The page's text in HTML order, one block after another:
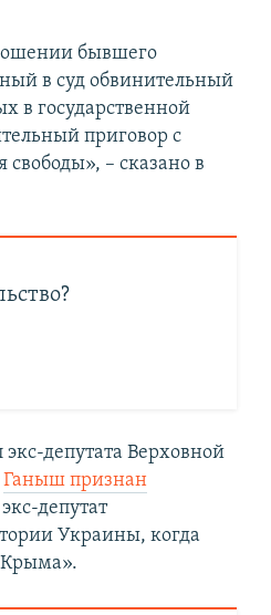
бывшего
в суд обвинительный
в государственной
приговор с
– сказано в
депутата Верховной
Ганыш признан
депутат
Украины, когда
Крыма».